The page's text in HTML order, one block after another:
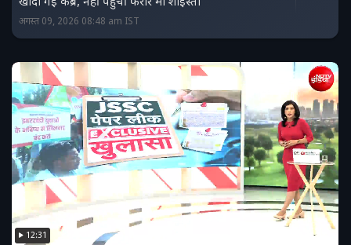
अगस्त 09, 2026 08:48 am IST
12:31